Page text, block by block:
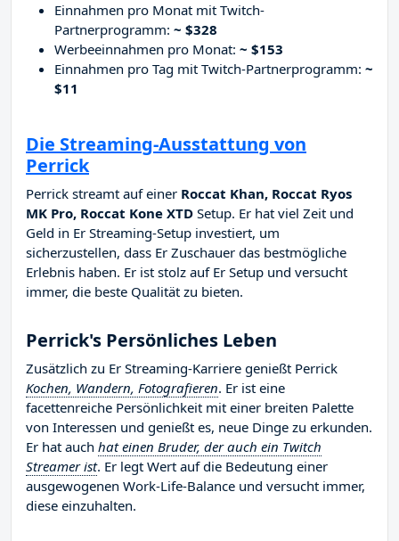
Einnahmen pro Monat mit Twitch-
Partnerprogramm: ~ $328
Werbeeinnahmen pro Monat: ~ $153
Einnahmen pro Tag mit Twitch-Partnerprogramm: ~
$11
Die Streaming-Ausstattung von
Perrick
Perrick streamt auf einer Roccat Khan, Roccat Ryos
MK Pro, Roccat Kone XTD Setup. Er hat viel Zeit und
Geld in Er Streaming-Setup investiert, um
sicherzustellen, dass Er Zuschauer das bestmögliche
Erlebnis haben. Er ist stolz auf Er Setup und versucht
immer, die beste Qualität zu bieten.
Perrick's Persönliches Leben
Zusätzlich zu Er Streaming-Karriere genießt Perrick
Kochen, Wandern, Fotografieren. Er ist eine
facettenreiche Persönlichkeit mit einer breiten Palette
von Interessen und genießt es, neue Dinge zu erkunden.
Er hat auch hat einen Bruder, der auch ein Twitch
Streamer ist. Er legt Wert auf die Bedeutung einer
ausgewogenen Work-Life-Balance und versucht immer,
diese einzuhalten.